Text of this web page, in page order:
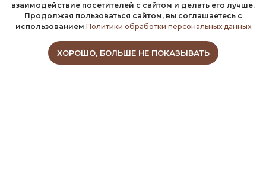
взаимодействие посетителей с сайтом и делать его лучше.
Продолжая пользоваться сайтом, вы соглашаетесь с
использованием Политики обработки персональных данных
ХОРОШО, БОЛЬШЕ НЕ ПОКАЗЫВАТЬ